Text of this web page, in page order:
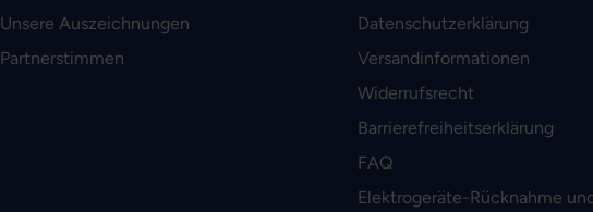
Unsere Auszeichnungen
Partnerstimmen
Datenschutzerklärung
Versandinformationen
Widerrufsrecht
Barrierefreiheitserklärung
FAQ
Elektrogeräte-Rücknahme